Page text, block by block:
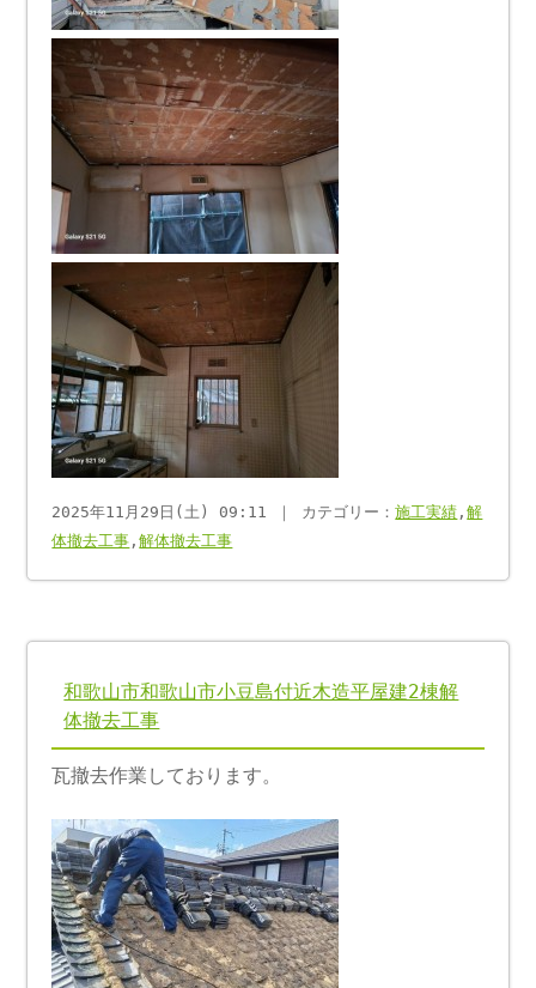
2025年11月29日(土) 09:11 ｜ カテゴリー：施工実績 ,解
体撤去工事 ,解体撤去工事
和歌山市和歌山市小豆島付近木造平屋建2棟解
体撤去工事
瓦撤去作業しております。